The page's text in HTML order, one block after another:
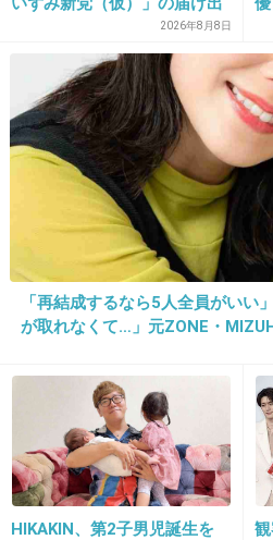
30. 匿名2012/12/22(土) 08:28:00
私のなかではL⇔Rですね
31. 匿名2012/12/22(土) 08:28:22
やっぱり安室奈美恵！
スーパーモンキーズの時
ってた。
2012/12/22(土) 08:28:37
を知らされず激怒「信頼関係
が保てない状態で夫婦を続け
るのは無理」
2026年8月8日
「再結成するなら5人全員がいい
が取れなくて…」元ZONE・
HIKAKIN、第2子男児誕生を